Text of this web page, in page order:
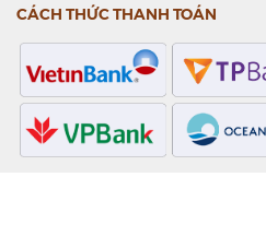
CÁCH THỨC THANH TOÁN